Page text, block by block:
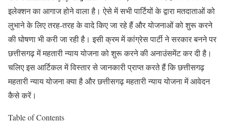
इलेक्शन का आगाज होने वाला है। ऐसे में सभी पार्टियों के द्वारा मतदाताओं को
लुभाने के लिए तरह-तरह के वादे किए जा रहे हैं और योजनाओं को शुरू करने
की घोषणा भी करी जा रही है। इसी क्रम में कांग्रेस पार्टी ने सरकार बनने पर
छत्तीसगढ़ में महतारी न्याय योजना को शुरू करने की अनाउंसमेंट कर दी है।
चलिए इस आर्टिकल में विस्तार से जानकारी प्राप्त करते हैं कि छत्तीसगढ़
महतारी न्याय योजना क्या है और छत्तीसगढ़ महतारी न्याय योजना में आवेदन
कैसे करें।
Table of Contents